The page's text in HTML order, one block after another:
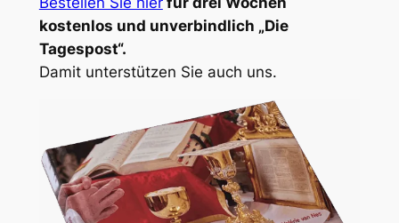
kostenlos und unverbindlich „Die
Tagespost“.
Damit unterstützen Sie auch uns.